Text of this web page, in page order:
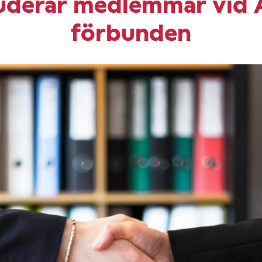
förbunden